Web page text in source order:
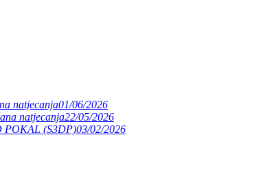
natjecanja01/06/2026
natjecanja22/05/2026
POKAL (S3DP)03/02/2026